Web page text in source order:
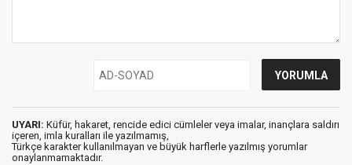
UYARI: Küfür, hakaret, rencide edici cümleler veya imalar, inançlara saldırı
içeren, imla kuralları ile yazılmamış,
Türkçe karakter kullanılmayan ve büyük harflerle yazılmış yorumlar
onaylanmamaktadır.